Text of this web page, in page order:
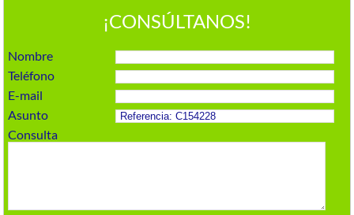
¡CONSÚLTANOS!
Nombre
Teléfono
E-mail
Asunto
Consulta